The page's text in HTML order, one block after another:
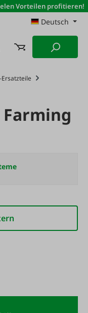
Vorteilen profitieren!
Deutsch
Farming